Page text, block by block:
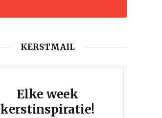
KERSTMAIL
Elke week
kerstinspiratie!